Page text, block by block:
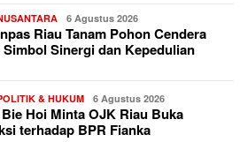
6 Agustus 2026
Riau Tanam Pohon Cendera
Simbol Sinergi dan Kepedulian
& HUKUM 6 Agustus 2026
Hoi Minta OJK Riau Buka
terhadap BPR Fianka